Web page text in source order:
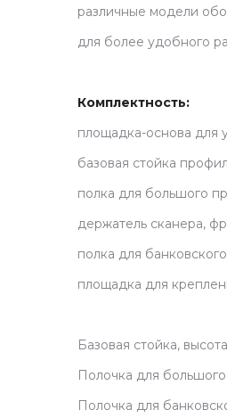
различные модели
для более удобного
Комплектность:
площадка-основа для
базовая стойка
полка для большого
держатель сканера,
полка для
площадка для
Базовая стойка,
Полочка для
Полочка для